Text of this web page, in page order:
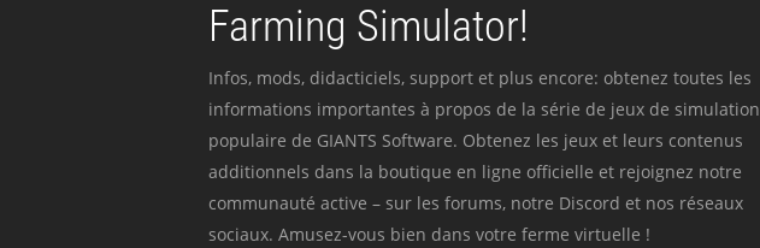
Farming Simulator!
Infos, mods, didacticiels, support et plus encore: obtenez toutes les
informations importantes à propos de la série de jeux de simulation
populaire de GIANTS Software. Obtenez les jeux et leurs contenus
additionnels dans la boutique en ligne officielle et rejoignez notre
communauté active – sur les forums, notre Discord et nos réseaux
sociaux. Amusez-vous bien dans votre ferme virtuelle !